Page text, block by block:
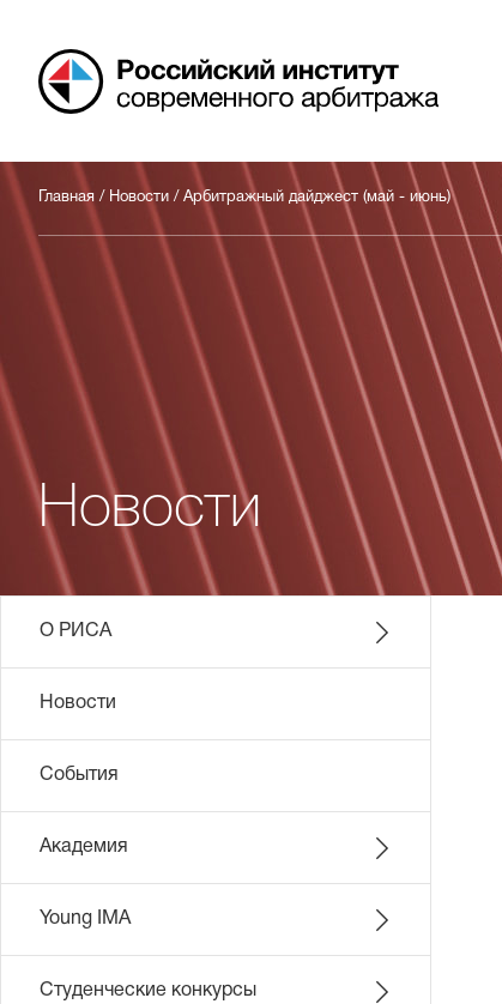
арбитражный
центр
Главная / Новости / Арбитражный дайджест (май - июнь)
Новости
О РИСА
Новости
События
Академия
Young IMA
Студенческие конкурсы